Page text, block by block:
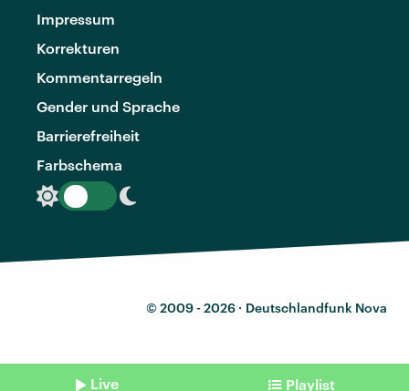
Impressum
Korrekturen
Kommentarregeln
Gender und Sprache
Barrierefreiheit
Farbschema
© 2009 - 2026 · Deutschlandfunk Nova
Live Playlist